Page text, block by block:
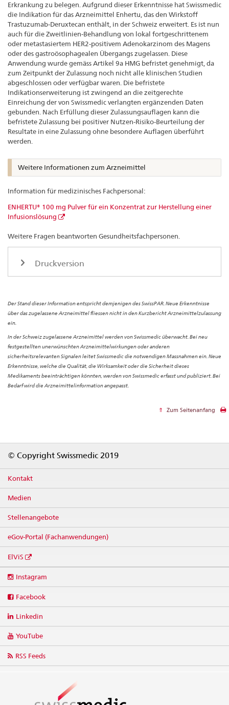
Erkrankung zu belegen. Aufgrund dieser Erkenntnisse hat Swissmedic
die Indikation für das Arzneimittel Enhertu, das den Wirkstoff
Trastuzumab-Deruxtecan enthält, in der Schweiz erweitert. Es ist nun
auch für die Zweitlinien-Behandlung von lokal fortgeschrittenem
oder metastasiertem HER2-positivem Adenokarzinom des Magens
oder des gastroösophagealen Übergangs zugelassen. Diese
Anwendung wurde gemäss Artikel 9a HMG befristet genehmigt, da
zum Zeitpunkt der Zulassung noch nicht alle klinischen Studien
abgeschlossen oder verfügbar waren. Die befristete
Indikationserweiterung ist zwingend an die zeitgerechte
Einreichung der von Swissmedic verlangten ergänzenden Daten
gebunden. Nach Erfüllung dieser Zulassungsauflagen kann die
befristete Zulassung bei positiver Nutzen-Risiko-Beurteilung der
Resultate in eine Zulassung ohne besondere Auflagen überführt
werden.
Weitere Informationen zum Arzneimittel
Information für medizinisches Fachpersonal:
ENHERTU® 100 mg Pulver für ein Konzentrat zur Herstellung einer
Infusionslösung
Weitere Fragen beantworten Gesundheitsfachpersonen.
Druckversion
Der Stand dieser Information entspricht demjenigen des SwissPAR. Neue Erkenntnisse
über das zugelassene Arzneimittel fliessen nicht in den Kurzbericht Arzneimittelzulassung
ein.
In der Schweiz zugelassene Arzneimittel werden von Swissmedic überwacht. Bei neu
festgestellten unerwünschten Arzneimittelwirkungen oder anderen
sicherheitsrelevanten Signalen leitet Swissmedic die notwendigen Massnahmen ein. Neue
Erkenntnisse, welche die Qualität, die Wirksamkeit oder die Sicherheit dieses
Medikaments beeinträchtigen könnten, werden von Swissmedic erfasst und publiziert. Bei
Bedarf wird die Arzneimittelinformation angepasst.
Zum Seitenanfang
© Copyright Swissmedic 2019
Kontakt
Medien
Stellenangebote
eGov-Portal (Fachanwendungen)
ElViS
media
Instagram
Facebook
Linkedin
YouTube
RSS Feeds